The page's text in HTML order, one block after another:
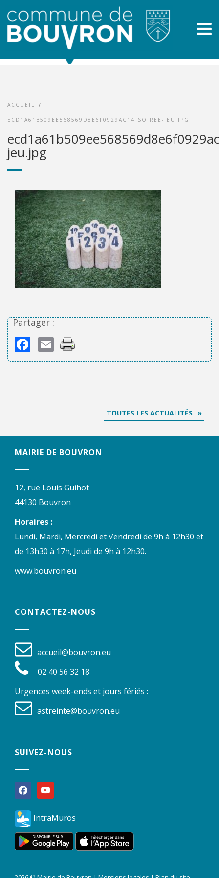
ACCUEIL /
ECD1A61B509EE568569D8E6F0929AC14_SOIREE-JEU.JPG
jeu.jpg
Partager :
Facebook
Email
TOUTES LES ACTUALITÉS
MAIRIE DE BOUVRON
12, rue Louis Guihot
44130 Bouvron
Horaires :
Lundi, Mardi, Mercredi et Vendredi de 9h à 12h30 et
de 13h30 à 17h, Jeudi de 9h à 12h30.
www.bouvron.eu
CONTACTEZ-NOUS
accueil@bouvron.eu
02 40 56 32 18
Urgences week-ends et jours fériés :
astreinte@bouvron.eu
SUIVEZ-NOUS
facebookyoutube
IntraMuros